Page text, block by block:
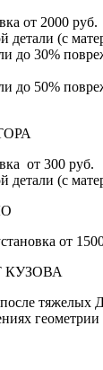
от 2000 руб.
детали (с
до 30%
до 50%
от 300 руб.
детали (с
от
тяжелых
геометрии